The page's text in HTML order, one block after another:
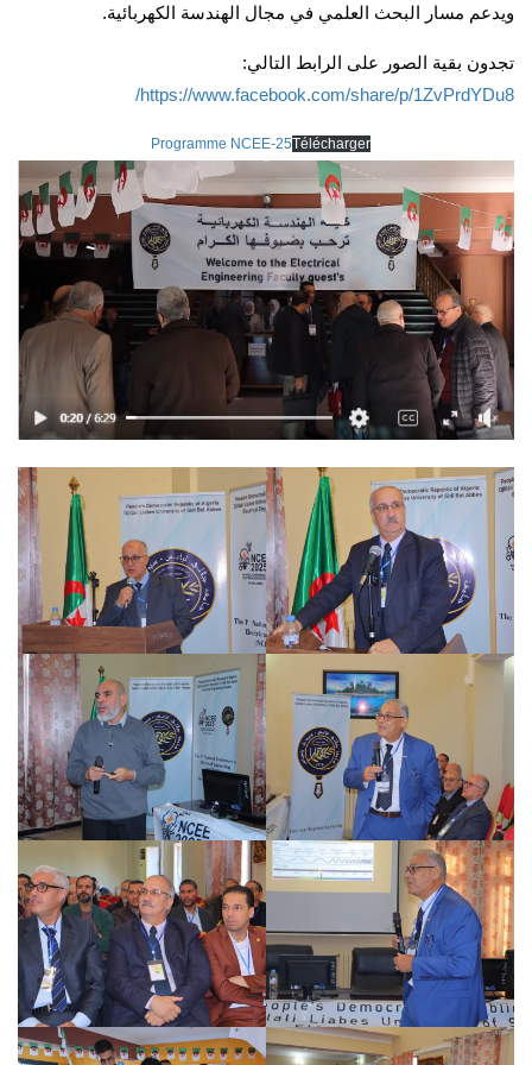
ويدعم مسار البحث العلمي في مجال الهندسة الكهربائية.
تجدون بقية الصور على الرابط التالي:
https://www.facebook.com/share/p/1ZvPrdYDu8/
Programme NCEE-25Télécharger